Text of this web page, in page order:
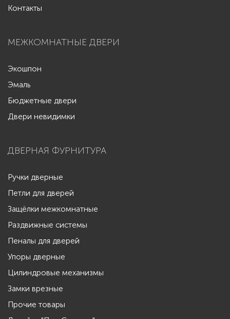
Контакты
МЕЖКОМНАТНЫЕ ДВЕРИ
Экошпон
Эмаль
Бюджетные двери
Двери невидимки
ДВЕРНАЯ ФУРНИТУРА
Ручки дверные
Петли для дверей
Защёлки межкомнатные
Раздвижные системы
Пеналы для дверей
Упоры дверные
Цилиндровые механизмы
Замки врезные
Прочие товары